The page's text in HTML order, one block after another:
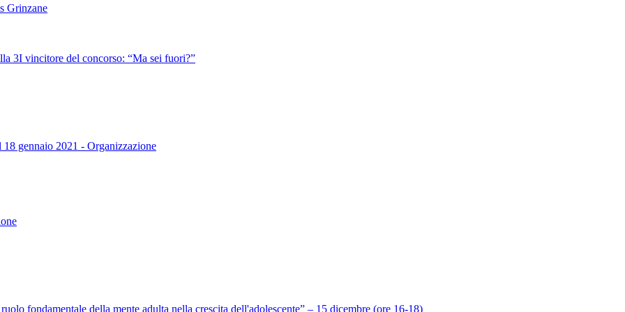
Grinzane
3I vincitore del concorso: “Ma sei fuori?”
gennaio 2021 - Organizzazione
fondamentale della mente adulta nella crescita dell'adolescente” – 15 dicembre (ore 16-18)